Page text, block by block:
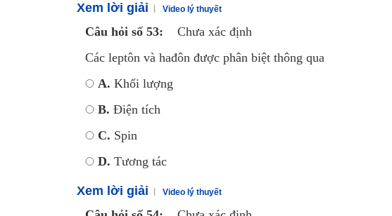
Xem lời giải Video lý thuyết
Câu hỏi số 53:
Chưa xác định
Các leptôn và hađôn được phân biệt thông qua
A. Khối lượng
B. Điện tích
C. Spin
D. Tương tác
Xem lời giải Video lý thuyết